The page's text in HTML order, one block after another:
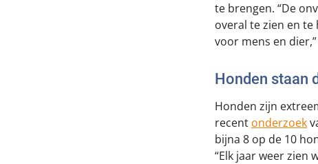
te brengen. “De
overal te zien en
voor mens en
Honden staan
Honden zijn
recent onderzoek
bijna 8 op de 10
“Elk jaar weer zien